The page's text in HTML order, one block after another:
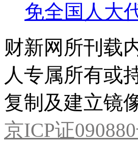
免全国人大
财新网所刊载
人专属所有或
复制及建立镜
京ICP证